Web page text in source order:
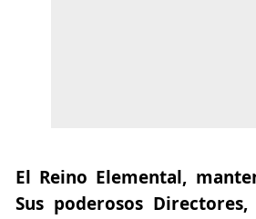
El Reino Elemental,
Sus poderosos